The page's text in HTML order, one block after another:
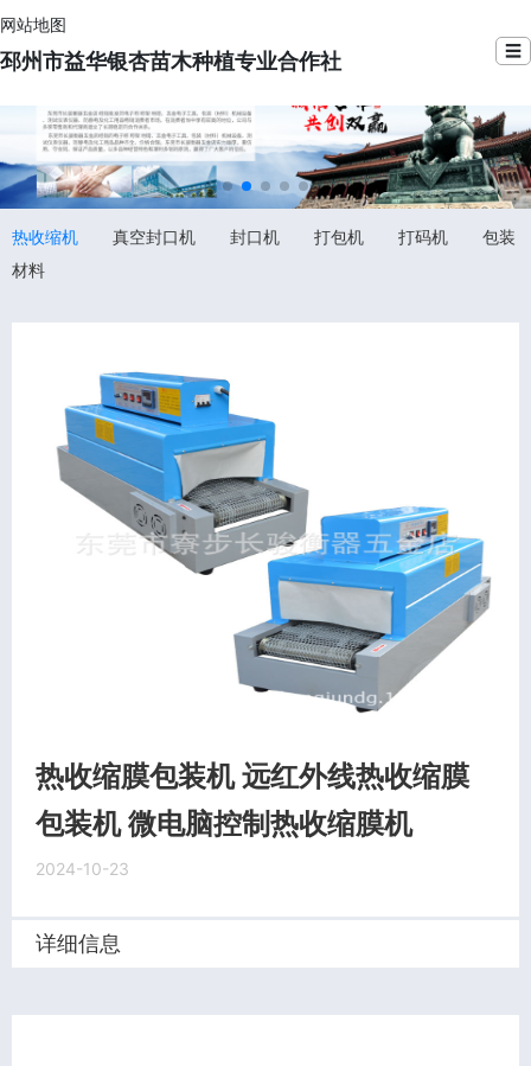
网站地图
邳州市益华银杏苗木种植专业合作社 ☰
热收缩机 真空封口机 封口机 打包机 打码机
包装
材料
热收缩膜包装机 远红外线热收缩膜
包装机 微电脑控制热收缩膜机
2024-10-23
详细信息